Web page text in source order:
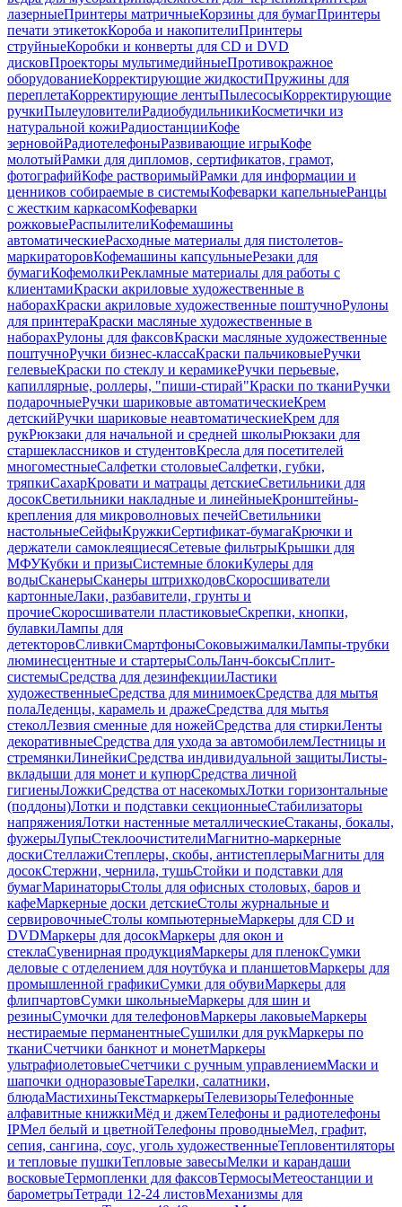
лазерныеПринтеры матричныеКорзины для бумагПринтеры
печати этикетокКороба и накопителиПринтеры
струйныеКоробки и конверты для CD и DVD
дисковПроекторы мультимедийныеПротивокражное
оборудованиеКорректирующие жидкостиПружины для
переплетаКорректирующие лентыПылесосыКорректирующие
ручкиПылеуловителиРадиобудильникиКосметички из
натуральной кожиРадиостанцииКофе
зерновойРадиотелефоныРазвивающие игрыКофе
молотыйРамки для дипломов, сертификатов, грамот,
фотографийКофе растворимыйРамки для информации и
ценников собираемые в системыКофеварки капельныеРанцы
с жестким каркасомКофеварки
рожковыеРаспылителиКофемашины
автоматическиеРасходные материалы для пистолетов-
маркираторовКофемашины капсульныеРезаки для
бумагиКофемолкиРекламные материалы для работы с
клиентамиКраски акриловые художественные в
наборахКраски акриловые художественные поштучноРулоны
для принтераКраски масляные художественные в
наборахРулоны для факсовКраски масляные художественные
поштучноРучки бизнес-классаКраски пальчиковыеРучки
гелевыеКраски по стеклу и керамикеРучки перьевые,
капиллярные, роллеры, "пиши-стирай"Краски по тканиРучки
подарочныеРучки шариковые автоматическиеКрем
детскийРучки шариковые неавтоматическиеКрем для
рукРюкзаки для начальной и средней школыРюкзаки для
старшеклассников и студентовКресла для посетителей
многоместныеСалфетки столовыеСалфетки, губки,
тряпкиСахарКровати и матрацы детскиеСветильники для
досокСветильники накладные и линейныеКронштейны-
крепления для микроволновых печейСветильники
настольныеСейфыКружкиСертификат-бумагаКрючки и
держатели самоклеящиесяСетевые фильтрыКрышки для
МФУКубки и призыСистемные блокиКулеры для
водыСканерыСканеры штрихкодовСкоросшиватели
картонныеЛаки, разбавители, грунты и
прочиеСкоросшиватели пластиковыеСкрепки, кнопки,
булавкиЛампы для
детекторовСливкиСмартфоныСоковыжималкиЛампы-трубки
люминесцентные и стартерыСольЛанч-боксыСплит-
системыСредства для дезинфекцииЛастики
художественныеСредства для минимоекСредства для мытья
полаЛеденцы, карамель и дражеСредства для мытья
стеколЛезвия сменные для ножейСредства для стиркиЛенты
декоративныеСредства для ухода за автомобилемЛестницы и
стремянкиЛинейкиСредства индивидуальной защитыЛисты-
вкладыши для монет и купюрСредства личной
гигиеныЛожкиСредства от насекомыхЛотки горизонтальные
(поддоны)Лотки и подставки секционныеСтабилизаторы
напряженияЛотки настенные металлическиеСтаканы, бокалы,
фужерыЛупыСтеклоочистителиМагнитно-маркерные
доскиСтеллажиСтеплеры, скобы, антистеплерыМагниты для
досокСтержни, чернила, тушьСтойки и подставки для
бумагМаринаторыСтолы для офисных столовых, баров и
кафеМаркерные доски детскиеСтолы журнальные и
сервировочныеСтолы компьютерныеМаркеры для CD и
DVDМаркеры для досокМаркеры для окон и
стеклаСувенирная продукцияМаркеры для пленокСумки
деловые с отделением для ноутбука и планшетовМаркеры для
промышленной графикиСумки для обувиМаркеры для
флипчартовСумки школьныеМаркеры для шин и
резиныСумочки для телефоновМаркеры лаковыеМаркеры
нестираемые перманентныеСушилки для рукМаркеры по
тканиСчетчики банкнот и монетМаркеры
ультрафиолетовыеСчетчики с ручным управлениемМаски и
шапочки одноразовыеТарелки, салатники,
блюдаМастихиныТекстмаркерыТелевизорыТелефонные
алфавитные книжкиМёд и джемТелефоны и радиотелефоны
IPМел белый и цветнойТелефоны проводныеМел, графит,
сепия, сангина, соус, уголь художественныеТепловентиляторы
и тепловые пушкиТепловые завесыМелки и карандаши
восковыеТермопленки для факсовТермосыМетеостанции и
барометрыТетради 12-24 листовМеханизмы для